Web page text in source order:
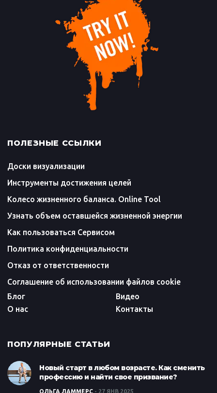
ПОЛЕЗНЫЕ ССЫЛКИ
Доски визуализации
Инструменты достижения целей
Колесо жизненного баланса. Online Tool
Узнать объем оставшейся жизненной энергии
Как пользоваться Сервисом
Политика конфиденциальности
Отказ от ответственности
Соглашение об использовании файлов cookie
Блог
Видео
О нас
Контакты
ПОПУЛЯРНЫЕ СТАТЬИ
Новый старт в любом возрасте. Как сменить
профессию и найти свое призвание?
ОЛЬГА ЛАММЕРС 27 ЯНВ 2025